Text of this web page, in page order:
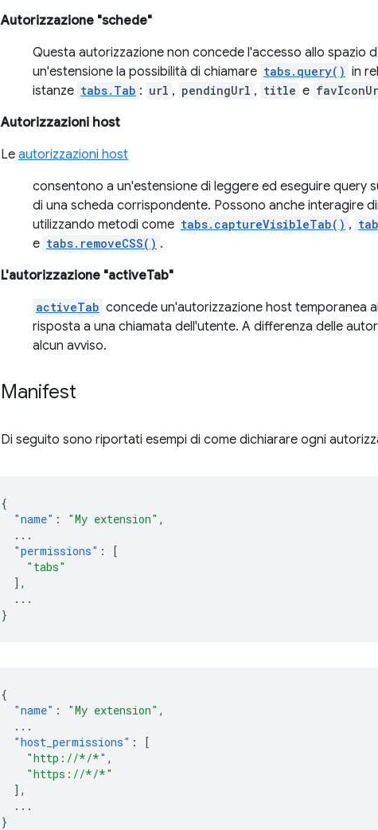
Autorizzazione "schede"
Questa autorizzazione non concede l'accesso allo spazio
un'estensione la possibilità di chiamare tabs.query() in
istanze tabs.Tab : url , pendingUrl , title e
Autorizzazioni host
Le autorizzazioni host
consentono a un'estensione di leggere ed eseguire query
di una scheda corrispondente. Possono anche interagire
utilizzando metodi come tabs.captureVisibleTab() ,
e tabs.removeCSS() .
L'autorizzazione "activeTab"
activeTab concede un'autorizzazione host temporanea
risposta a una chiamata dell'utente. A differenza delle
alcun avviso.
Manifest
Di seguito sono riportati esempi di come dichiarare ogni
{
"name" : "My extension" ,
...
"permissions" :
[
"tabs"
],
...
}
{
"name" : "My extension" ,
...
"host_permissions" :
[
"http://*/*" ,
"https://*/*"
],
...
}